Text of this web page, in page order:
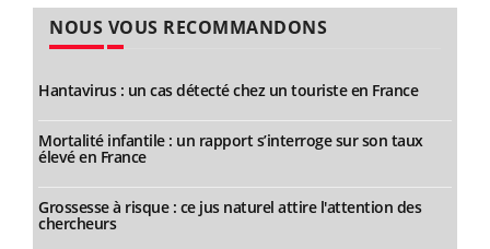
NOUS VOUS RECOMMANDONS
Hantavirus : un cas détecté chez un touriste en France
Mortalité infantile : un rapport s’interroge sur son taux
élevé en France
Grossesse à risque : ce jus naturel attire l'attention des
chercheurs